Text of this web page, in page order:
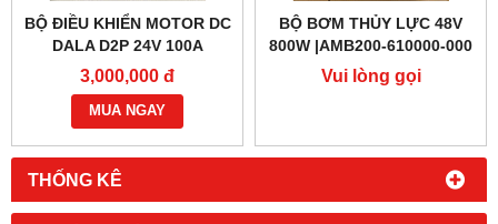
THỐNG KÊ
BỘ ĐIỀU KHIỂN MOTOR DC
DALA D2P 24V 100A
3,000,000 đ
MUA NGAY
BỘ BƠM THỦY LỰC 48V
800W |AMB200-610000-000
Vui lòng gọi